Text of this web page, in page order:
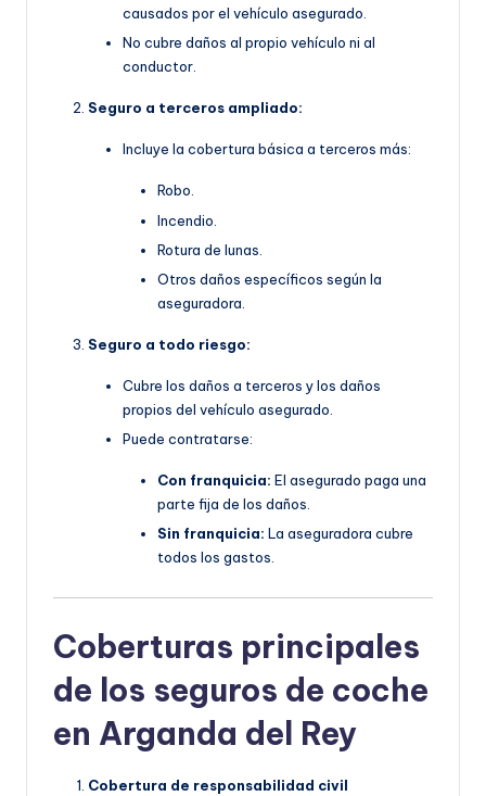
causados por el vehículo asegurado.
No cubre daños al propio vehículo ni al
conductor.
Seguro a terceros ampliado:
Incluye la cobertura básica a terceros más:
Robo.
Incendio.
Rotura de lunas.
Otros daños específicos según la
aseguradora.
Seguro a todo riesgo:
Cubre los daños a terceros y los daños
propios del vehículo asegurado.
Puede contratarse:
Con franquicia: El asegurado paga una
parte fija de los daños.
Sin franquicia: La aseguradora cubre
todos los gastos.
Coberturas principales
de los seguros de coche
en Arganda del Rey
Cobertura de responsabilidad civil